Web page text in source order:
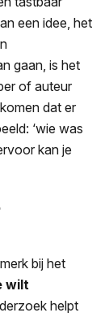
een idee, het
gaan, is het
of auteur
dat er
‘wie was
kan je
bij het
wilt
helpt